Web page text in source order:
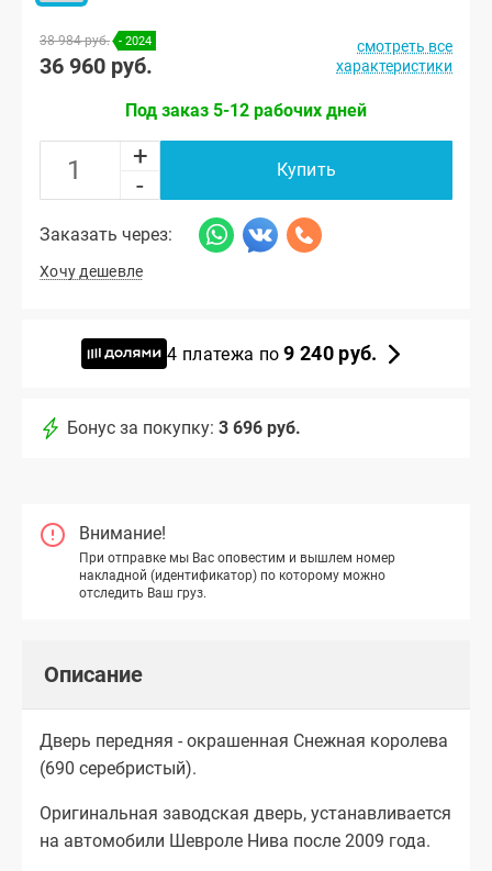
38 984 руб. - 2024
36 960 руб.
смотреть все
характеристики
Под заказ 5-12 рабочих дней
+
-
Купить
Заказать через:
Хочу дешевле
4 платежа по9 240 руб.
Бонус за покупку: 3 696 руб.
Внимание!
При отправке мы Вас оповестим и вышлем номер
накладной (идентификатор) по которому можно
отследить Ваш груз.
Описание
Дверь передняя - окрашенная Снежная королева
(690 серебристый).
Оригинальная заводская дверь, устанавливается
на автомобили Шевроле Нива после 2009 года.